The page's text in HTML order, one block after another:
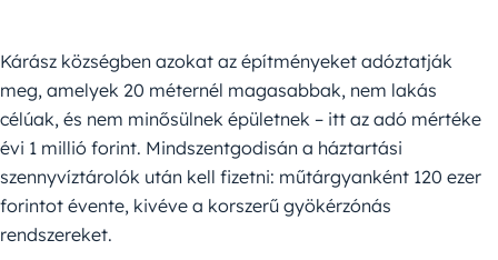
Kárász községben azokat az építményeket adóztatják
meg, amelyek 20 méternél magasabbak, nem lakás
célúak, és nem minősülnek épületnek – itt az adó mértéke
évi 1 millió forint. Mindszentgodisán a háztartási
szennyvíztárolók után kell fizetni: műtárgyanként 120 ezer
forintot évente, kivéve a korszerű gyökérzónás
rendszereket.